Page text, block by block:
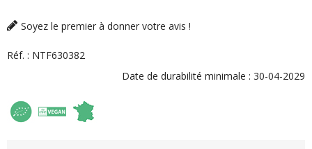
Soyez le premier à donner votre avis !
Réf. : NTF630382
Date de durabilité minimale : 30-04-2029